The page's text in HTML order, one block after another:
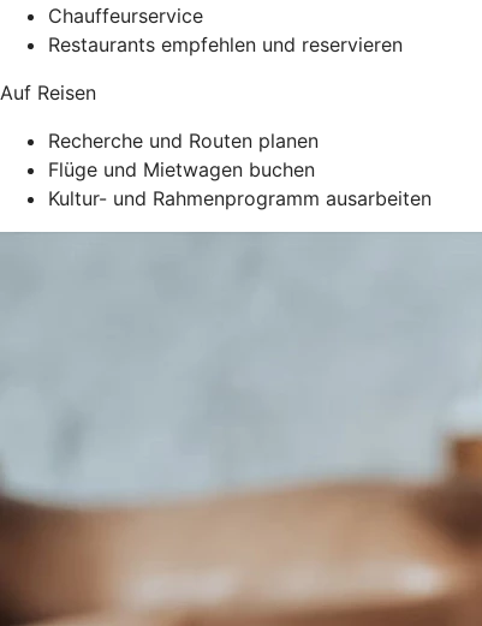
Chauffeurservice
Restaurants empfehlen und reservieren
Auf Reisen
Recherche und Routen planen
Flüge und Mietwagen buchen
Kultur- und Rahmenprogramm ausarbeiten